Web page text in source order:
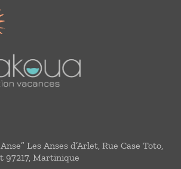
Les Anses d’Arlet, Rue Case Toto,
97217, Martinique